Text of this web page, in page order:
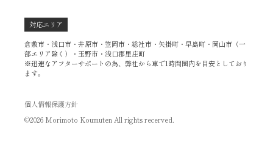
対応エリア
倉敷市・浅口市・井原市・笠岡市・総社市・矢掛町・早島町・岡山市（一
部エリア除く）・玉野市・浅口郡里庄町
※迅速なアフターサポートの為、弊社から車で1時間圏内を目安としており
ます。
個人情報保護方針
©2026 Morimoto Koumuten All rights recerved.